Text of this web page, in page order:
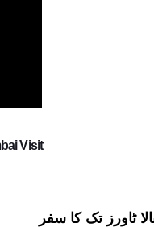
Visit
ٹاورز تک کا سفر